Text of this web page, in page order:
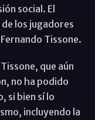
social. El
los jugadores
Tissone.
que aún
no ha podido
si bien sí lo
incluyendo la